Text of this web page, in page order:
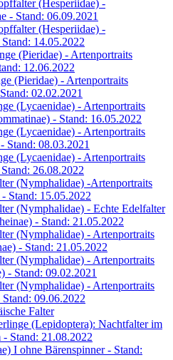
(Hesperiidae) -
- Stand: 06.09.2021
(Hesperiidae) -
14.05.2022
(Pieridae) - Artenportraits
12.06.2022
(Pieridae) - Artenportraits
02.02.2021
(Lycaenidae) - Artenportraits
- Stand: 16.05.2022
(Lycaenidae) - Artenportraits
Stand: 08.03.2021
(Lycaenidae) - Artenportraits
26.08.2022
(Nymphalidae) -Artenportraits
Stand: 15.05.2022
(Nymphalidae) - Echte Edelfalter
- Stand: 21.05.2022
(Nymphalidae) - Artenportraits
- Stand: 21.05.2022
(Nymphalidae) - Artenportraits
- Stand: 09.02.2021
(Nymphalidae) - Artenportraits
09.06.2022
Falter
(Lepidoptera): Nachtfalter im
- Stand: 21.08.2022
I ohne Bärenspinner - Stand: